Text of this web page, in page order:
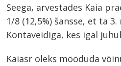
Seega, arvestades Kaia
1/8 (12,5%) šansse, et ta
Kontaveidiga, kes igal
Kaiasr oleks mööduda